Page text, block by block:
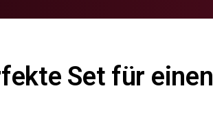
Set für einen